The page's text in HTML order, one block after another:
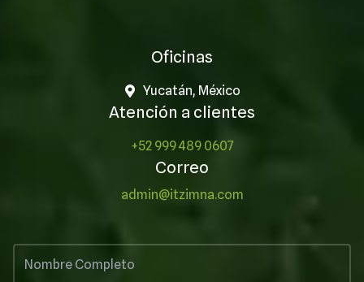
Oficinas
Yucatán, México
Atención a clientes
+52 999 489 0607
Correo
admin@itzimna.com